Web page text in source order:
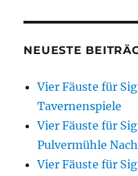
NEUESTE
Vier Fäuste für
Tavernenspiele
Vier Fäuste für
Pulvermühle
Vier Fäuste für